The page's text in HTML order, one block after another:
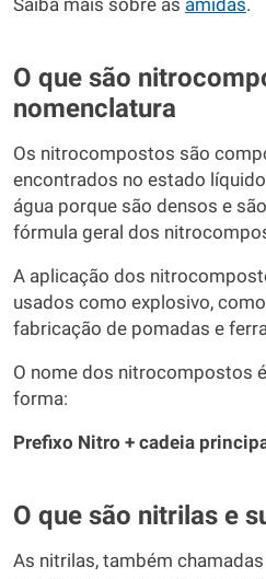
Saiba mais sobre as amidas.
O que são
nomenclatura
Os nitrocompostos são
encontrados no estado
água porque são densos e
fórmula geral dos
A aplicação dos
usados como explosivo,
fabricação de pomadas e
O nome dos nitrocompostos
forma:
Prefixo Nitro + cadeia
O que são nitrilas e
As nitrilas, também